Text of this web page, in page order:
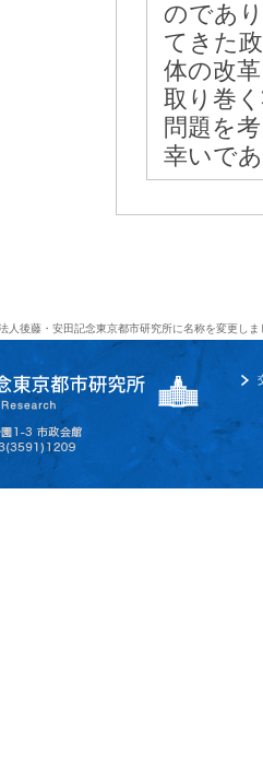
のであ
てきた
体の改
取り巻
問題を
幸いで
人後藤・安田記念東京都市研究所に名称を変更しま